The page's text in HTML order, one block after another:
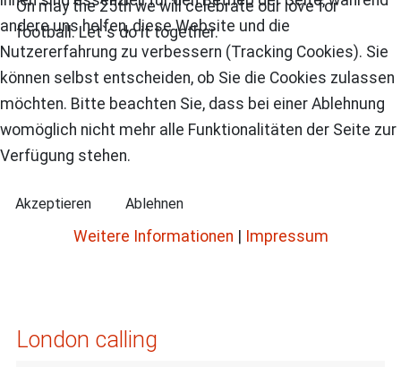
On may the 25th we will celebrate our love for
football. Let`s do it together.
London calling
andere uns helfen, diese Website und die
Nutzererfahrung zu verbessern (Tracking Cookies). Sie
können selbst entscheiden, ob Sie die Cookies zulassen
möchten. Bitte beachten Sie, dass bei einer Ablehnung
womöglich nicht mehr alle Funktionalitäten der Seite zur
Verfügung stehen.
Akzeptieren Ablehnen
Weitere Informationen Impressum